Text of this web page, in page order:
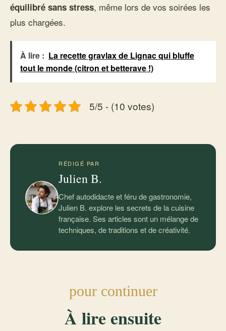
équilibré sans stress, même lors de vos soirées les
plus chargées.
À lire : La recette gravlax de Lignac qui bluffe
tout le monde (citron et betterave !)
5/5 - (10 votes)
RÉDIGÉ PAR
Julien B.
Chef autodidacte et féru de gastronomie,
Julien B. explore les secrets de la cuisine
française. Ses articles sont un mélange de
techniques, de traditions et de créativité.
pour continuer
À lire ensuite